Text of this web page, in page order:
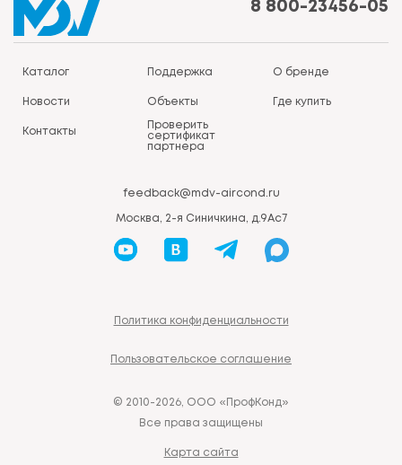
8 800-23456-05
Каталог Поддержка О бренде
Новости Объекты Где купить
Контакты
Проверить
сертификат
партнера
feedback@mdv-aircond.ru
Москва, 2-я Синичкина, д.9Ас7
Политика конфиденциальности
Пользовательское соглашение
© 2010-2026, ООО «ПрофКонд»
Все права защищены
Карта сайта